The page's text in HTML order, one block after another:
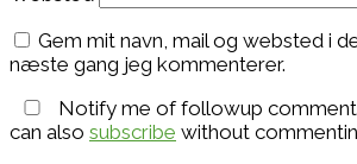
Gem mit navn, mail og websted i
næste gang jeg kommenterer.
Notify me of followup
can also subscribe without